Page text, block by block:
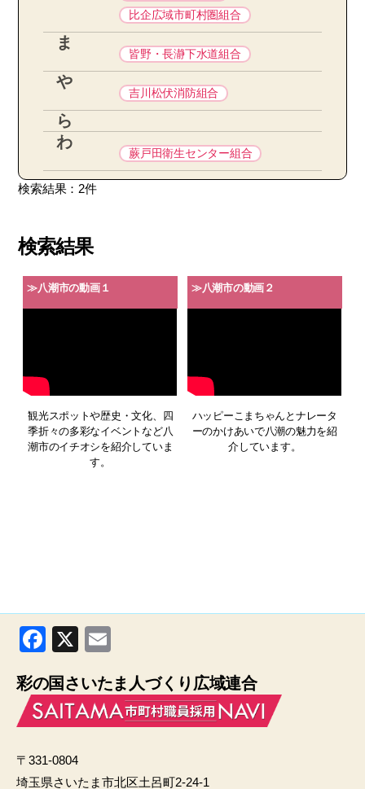
比企広域市町村圏組合
ま
皆野・長瀞下水道組合
や
吉川松伏消防組合
ら
わ
蕨戸田衛生センター組合
検索結果：2件
検索結果
≫八潮市の動画１
観光スポットや歴史・文化、四
季折々の多彩なイベントなど八
潮市のイチオシを紹介していま
す。
≫八潮市の動画２
ハッピーこまちゃんとナレータ
ーのかけあいで八潮の魅力を紹
介しています。
F
c
e
o
X
ail
彩の国さいたま人づくり広域連合
〒331-0804
埼玉県さいたま市北区土呂町2-24-1